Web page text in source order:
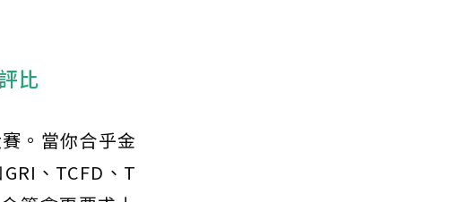
比
。當你合乎金
、TCFD、T